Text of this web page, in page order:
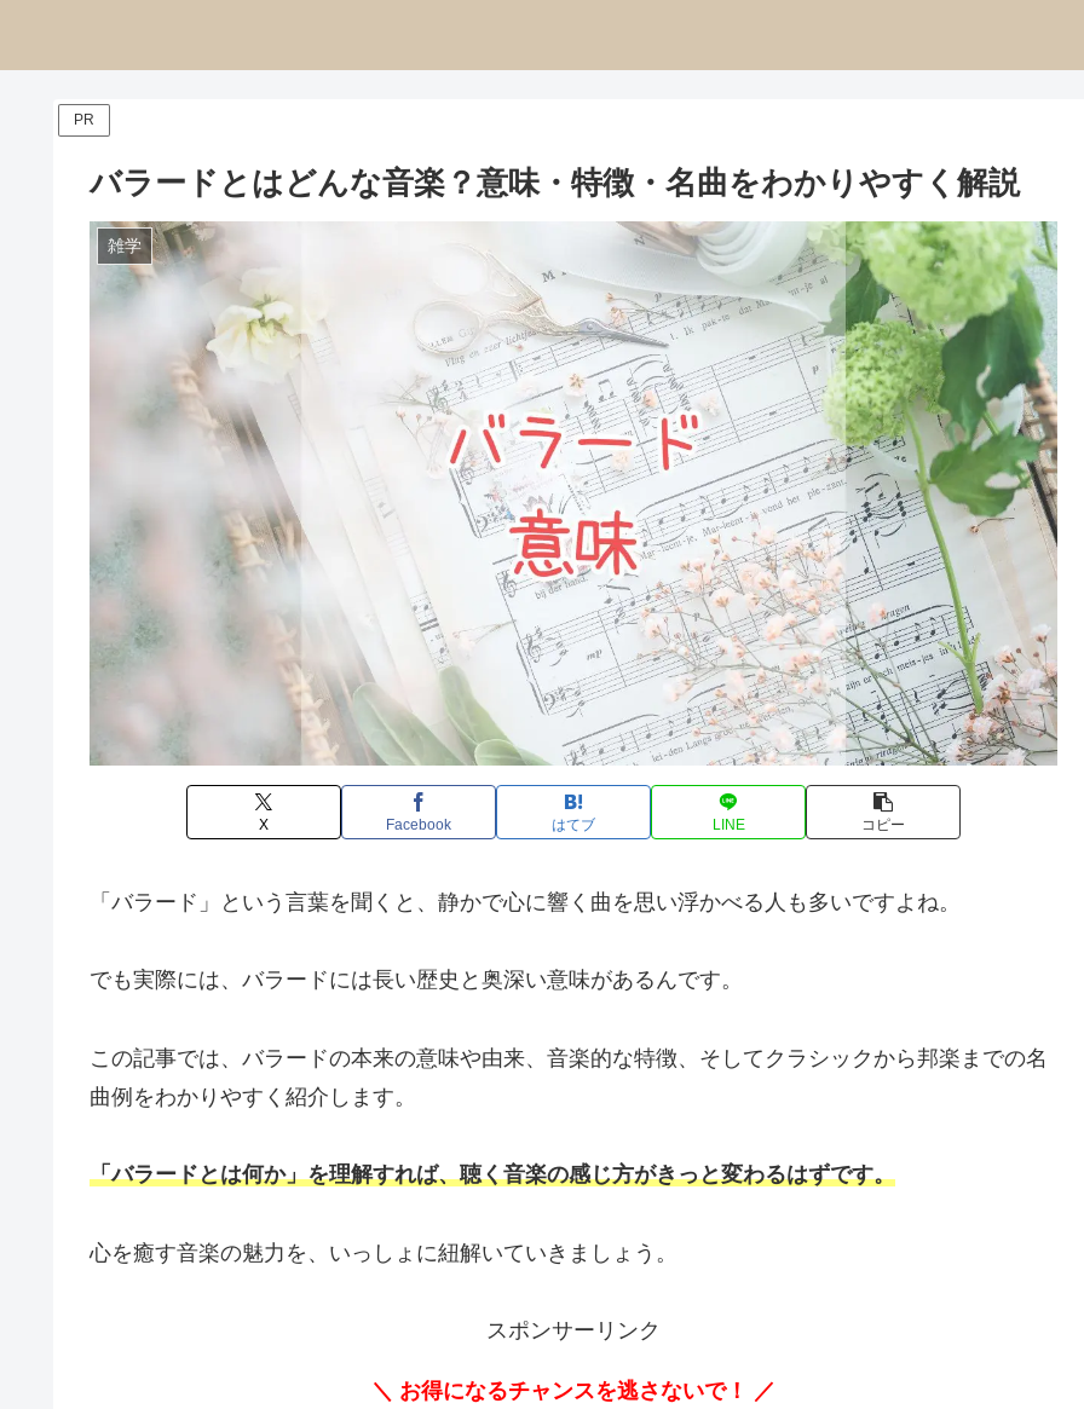
PR
バラードとはどんな音楽？意味・特徴・名曲をわかりやすく解説
雑学
X Facebook はてブ LINE コピー
「バラード」という言葉を聞くと、静かで心に響く曲を思い浮かべる人も多いですよね。
でも実際には、バラードには長い歴史と奥深い意味があるんです。
この記事では、バラードの本来の意味や由来、音楽的な特徴、そしてクラシックから邦楽までの名
曲例をわかりやすく紹介します。
「バラードとは何か」を理解すれば、聴く音楽の感じ方がきっと変わるはずです。
心を癒す音楽の魅力を、いっしょに紐解いていきましょう。
スポンサーリンク
＼ お得になるチャンスを逃さないで！ ／